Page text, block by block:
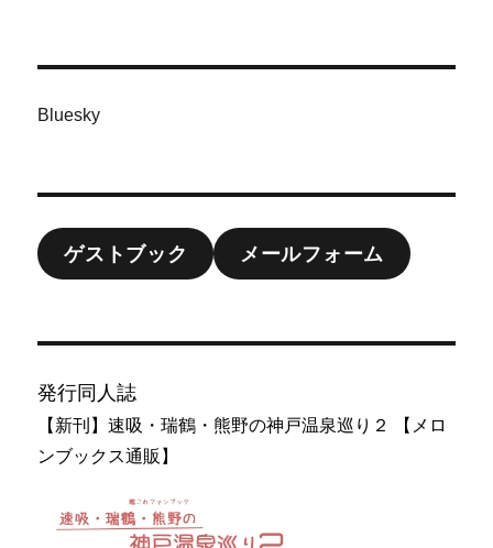
Bluesky
ゲストブック メールフォーム
発行同人誌
【新刊】速吸・瑞鶴・熊野の神戸温泉巡り２ 【メロ
ンブックス通販】